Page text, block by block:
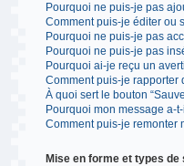
Pourquoi ne puis-je pas
Comment puis-je éditer ou
Pourquoi ne puis-je pas
Pourquoi ne puis-je pas
Pourquoi ai-je reçu un
Comment puis-je rapporter
À quoi sert le bouton
Pourquoi mon message a-
Comment puis-je remonter
Mise en forme et types de